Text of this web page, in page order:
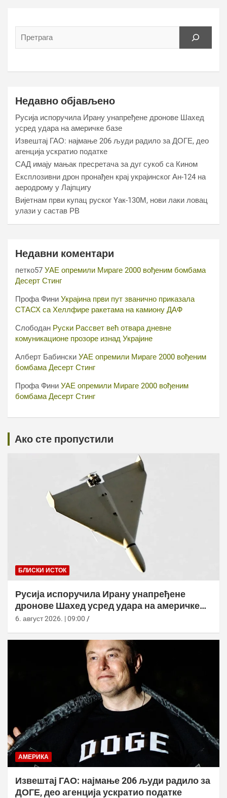
Недавно објављено
Русија испоручила Ирану унапређене дронове Шахед
усред удара на америчке базе
Извештај ГАО: најмање 206 људи радило за ДОГЕ, део
агенција ускратио податке
САД имају мањак пресретача за дуг сукоб са Кином
Експлозивни дрон пронађен крај украјинског Ан-124 на
аеродрому у Лајпцигу
Вијетнам први купац руског Yак-130М, нови лаки ловац
улази у састав РВ
Недавни коментари
петко57 УАЕ опремили Мираге 2000 вођеним бомбама
Десерт Стинг
Профа Фини Украјина први пут званично приказала
СТАСХ са Хеллфире ракетама на камиону ДАФ
Слободан Руски Рассвет већ отвара дневне
комуникационе прозоре изнад Украјине
Алберт Бабински УАЕ опремили Мираге 2000 вођеним
бомбама Десерт Стинг
Профа Фини УАЕ опремили Мираге 2000 вођеним
бомбама Десерт Стинг
Ако сте пропустили
БЛИСКИ ИСТОК
Русија испоручила Ирану унапређене
дронове Шахед усред удара на америчке
базе
6. август 2026. | 09:00
АМЕРИКА
Извештај ГАО: најмање 206 људи радило за
ДОГЕ, део агенција ускратио податке